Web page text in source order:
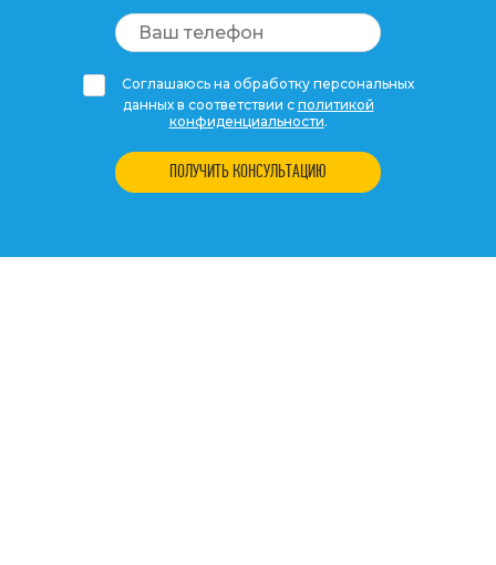
Соглашаюсь на обработку персональных
данных в соответствии с политикой
конфиденциальности.
ПОЛУЧИТЬ КОНСУЛЬТАЦИЮ